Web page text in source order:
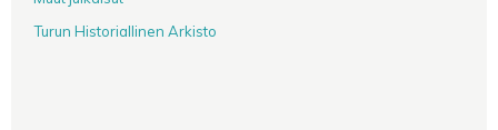
Turun Historiallinen Arkisto